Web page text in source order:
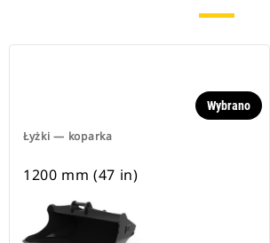
Łyżki — koparka
Wybrano
1200 mm (47 in)